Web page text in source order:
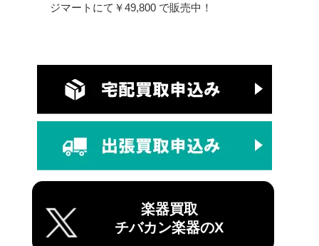
ジマートにて￥49,800 で販売中！
楽器買取
チバカン楽器のX